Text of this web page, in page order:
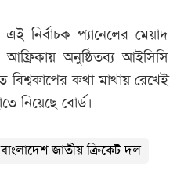
নির্বাচক প্যানেলের মেয়াদ
অনুষ্ঠিতব্য আইসিসি
বিশ্বকাপের কথা মাথায় রেখেই
নিয়েছে বোর্ড।
বাংলাদেশ জাতীয় ক্রিকেট দল